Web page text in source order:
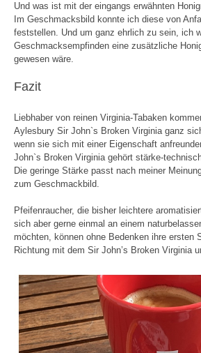
Und was ist mit der eingangs erwähnten
Im Geschmacksbild konnte ich diese von
feststellen. Und um ganz ehrlich zu sein, ich
Geschmacksempfinden eine zusätzliche
gewesen wäre.
Fazit
Liebhaber von reinen Virginia-Tabaken
Aylesbury Sir John`s Broken Virginia ganz
wenn sie sich mit einer Eigenschaft
John`s Broken Virginia gehört stärke-
Die geringe Stärke passt nach meiner
zum Geschmackbild.
Pfeifenraucher, die bisher leichtere
sich aber gerne einmal an einem
möchten, können ohne Bedenken ihre ersten
Richtung mit dem Sir John’s Broken Virginia